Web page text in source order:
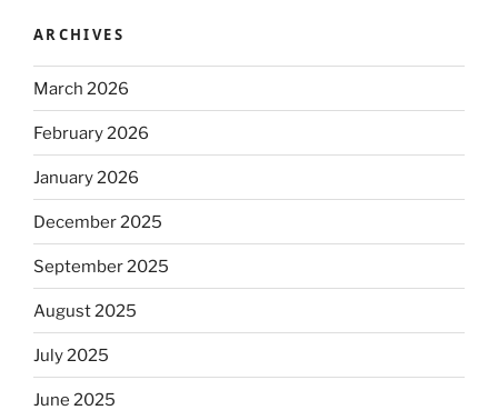
ARCHIVES
March 2026
February 2026
January 2026
December 2025
September 2025
August 2025
July 2025
June 2025